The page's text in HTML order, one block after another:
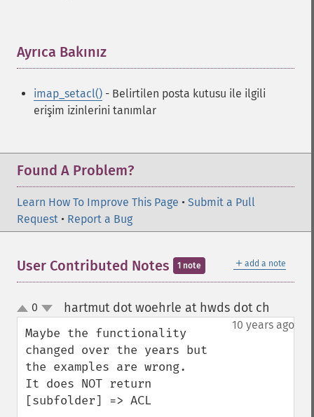
Ayrıca Bakınız
imap_setacl() - Belirtilen posta kutusu ile ilgili
erişim izinlerini tanımlar
Found A Problem?
Learn How To Improve This Page • Submit a Pull
Request • Report a Bug
＋ add a note
User Contributed Notes 1 note
up
down
0 hartmut dot woehrle at hwds dot ch
10 years ago
Maybe the functionality
changed over the years but
the examples are wrong.
It does NOT return
[subfolder] => ACL